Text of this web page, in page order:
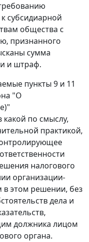
субсидиарной
общества с
признанного
сумма
и штраф.
пункты 9 и 11
"О
по смыслу,
практикой,
налогового
организации-
в этом решении, без
дела и
должника лицом
органа.